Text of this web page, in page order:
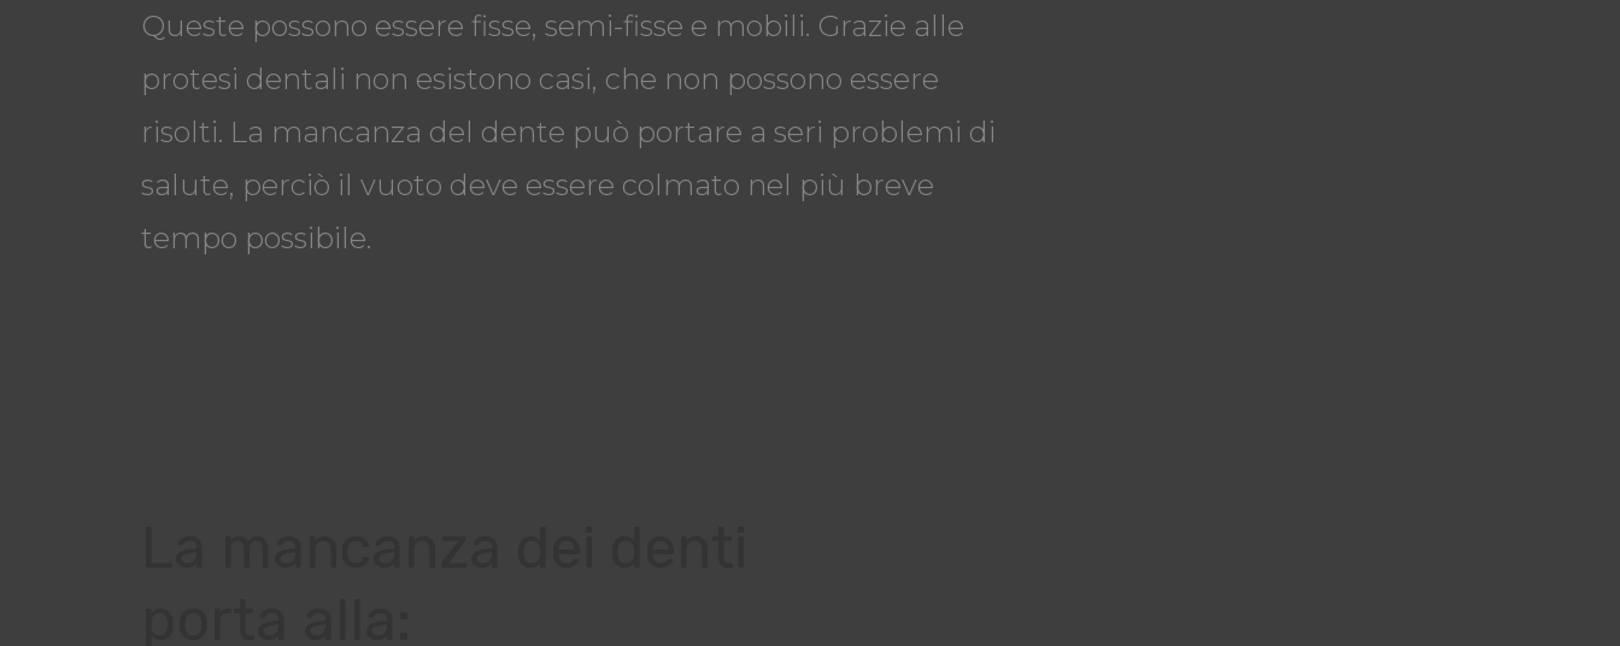
Queste possono essere fisse, semi-fisse e mobili. Grazie alle
protesi dentali non esistono casi, che non possono essere
risolti. La mancanza del dente può portare a seri problemi di
salute, perciò il vuoto deve essere colmato nel più breve
tempo possibile.